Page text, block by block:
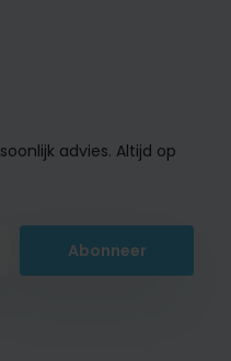
advies. Altijd op
Abonneer